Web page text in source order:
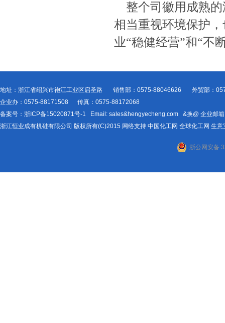
整个司徽用成熟的
相当重视环境保护
业“稳健经营”和“不
地址：浙江省绍兴市袍江工业区启圣路 销售部：0575-88046626 外贸部：
企业办：0575-88171508 传真：0575-88172068
备案号： 浙ICP备15020871号-1 Email: sales&hengyecheng.com &换@ 企业邮箱
浙江恒业成有机硅有限公司 版权所有(C)2015 网络支持 中国化工网 全球化工网 生意
浙公网安备